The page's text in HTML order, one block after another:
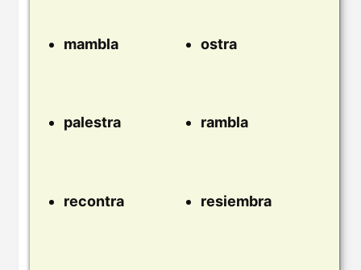
mambla ostra
palestra rambla
recontra resiembra